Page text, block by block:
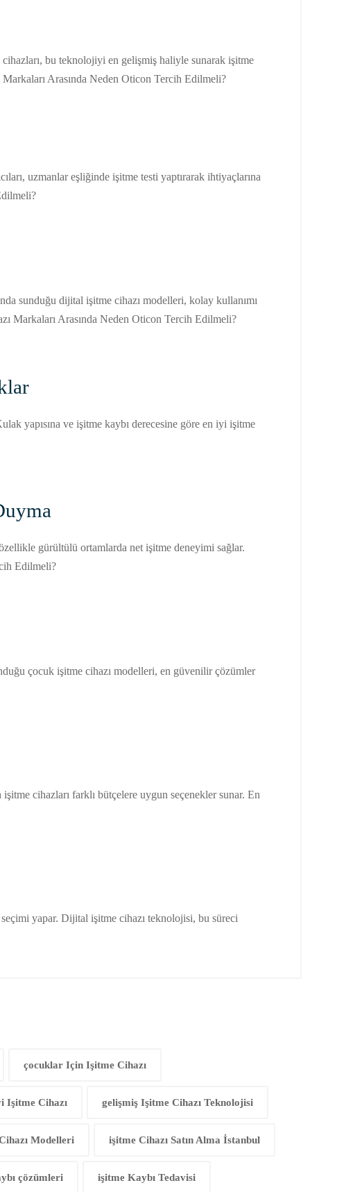
bu teknolojiyi en gelişmiş haliyle sunarak işitme
Arasında Neden Oticon Tercih Edilmeli?
uzmanlar eşliğinde işitme testi yaptırarak ihtiyaçlarına
sunduğu dijital işitme cihazı modelleri, kolay kullanımı
Markaları Arasında Neden Oticon Tercih Edilmeli?
yapısına ve işitme kaybı derecesine göre en iyi işitme
gürültülü ortamlarda net işitme deneyimi sağlar.
Edilmeli?
çocuk işitme cihazı modelleri, en güvenilir çözümler
cihazları farklı bütçelere uygun seçenekler sunar. En
yapar. Dijital işitme cihazı teknolojisi, bu süreci
çocuklar Için Işitme Cihazı
Işitme Cihazı gelişmiş Işitme Cihazı Teknolojisi
Modelleri işitme Cihazı Satın Alma İstanbul
çözümleri işitme Kaybı Tedavisi